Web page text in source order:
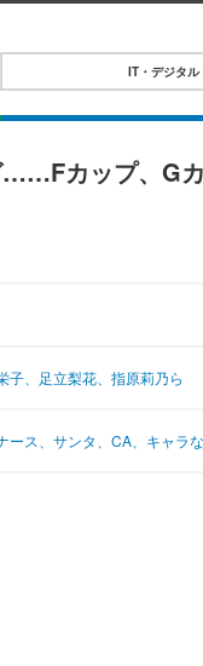
IT・デジタルTOP
音楽
ペット
その他
IT・デジタル
カップ、G
、足立梨花、指原莉乃ら
ス、サンタ、CA、キャラ